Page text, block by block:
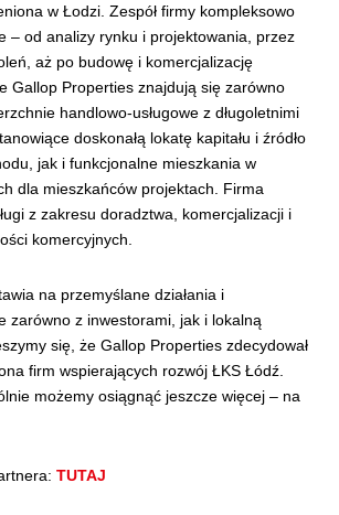
KUP BILET
w Łodzi. Zespół firmy kompleksowo
– od analizy rynku i projektowania, przez
aż po budowę i komercjalizację
Gallop Properties znajdują się zarówno
handlowo-usługowe z długoletnimi
doskonałą lokatę kapitału i źródło
jak i funkcjonalne mieszkania w
dla mieszkańców projektach. Firma
z zakresu doradztwa, komercjalizacji i
komercyjnych.
na przemyślane działania i
zarówno z inwestorami, jak i lokalną
się, że Gallop Properties zdecydował
firm wspierających rozwój ŁKS Łódź.
możemy osiągnąć jeszcze więcej – na
TUTAJ